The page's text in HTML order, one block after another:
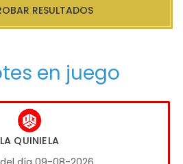
RESULTADOS
en juego
LA QUINIELA